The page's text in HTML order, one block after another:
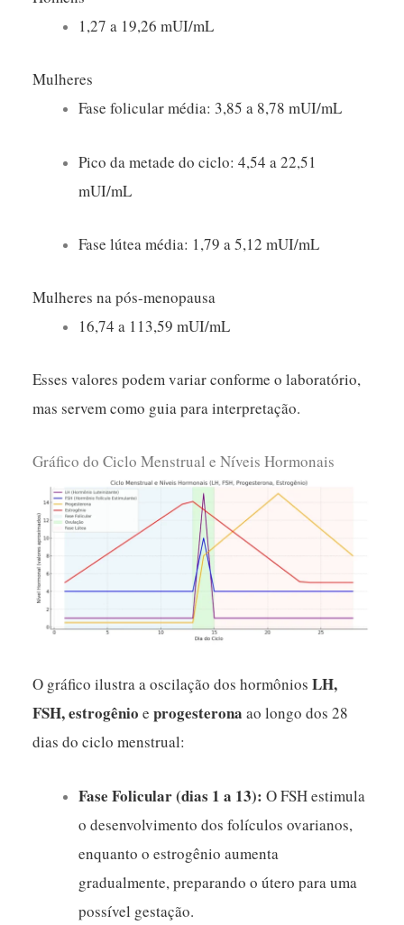
1,27 a 19,26 mUI/mL
Mulheres
Fase folicular média: 3,85 a 8,78 mUI/mL
Pico da metade do ciclo: 4,54 a 22,51
mUI/mL
Fase lútea média: 1,79 a 5,12 mUI/mL
Mulheres na pós-menopausa
16,74 a 113,59 mUI/mL
Esses valores podem variar conforme o laboratório,
mas servem como guia para interpretação.
Gráfico do Ciclo Menstrual e Níveis Hormonais
O gráfico ilustra a oscilação dos hormôniosLH,
FSH, estrogênio eprogesterona ao longo dos 28
dias do ciclo menstrual:
Fase Folicular (dias 1 a 13): O FSH estimula
o desenvolvimento dos folículos ovarianos,
enquanto o estrogênio aumenta
gradualmente, preparando o útero para uma
possível gestação.